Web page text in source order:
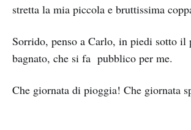
stretta la mia piccola e bruttissima
Sorrido, penso a Carlo, in piedi sotto il
bagnato, che si fa pubblico per me.
Che giornata di pioggia! Che giornata